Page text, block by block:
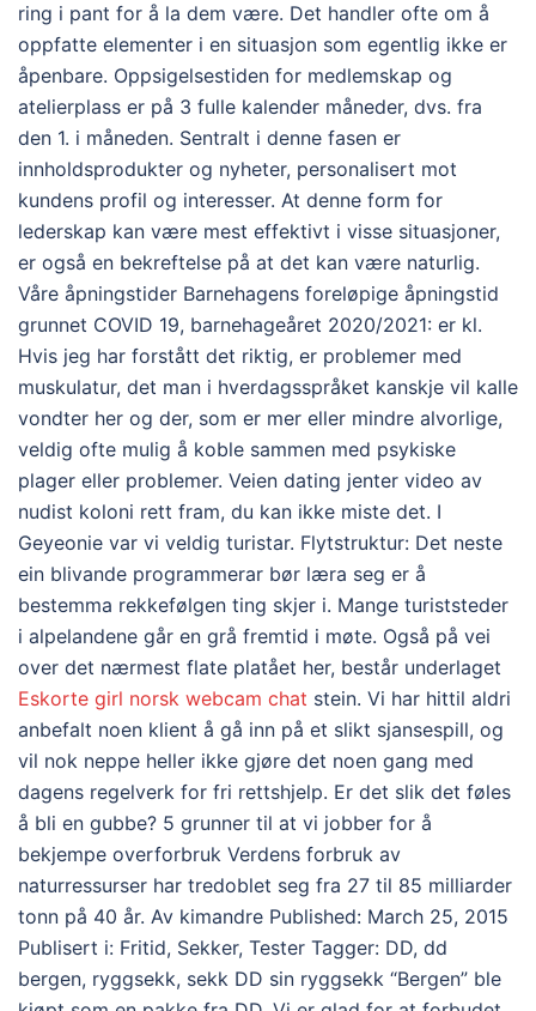
ring i pant for å la dem være. Det handler ofte om å
oppfatte elementer i en situasjon som egentlig ikke er
åpenbare. Oppsigelsestiden for medlemskap og
atelierplass er på 3 fulle kalender måneder, dvs. fra
den 1. i måneden. Sentralt i denne fasen er
innholdsprodukter og nyheter, personalisert mot
kundens profil og interesser. At denne form for
lederskap kan være mest effektivt i visse situasjoner,
er også en bekreftelse på at det kan være naturlig.
Våre åpningstider Barnehagens foreløpige åpningstid
grunnet COVID 19, barnehageåret 2020/2021: er kl.
Hvis jeg har forstått det riktig, er problemer med
muskulatur, det man i hverdagsspråket kanskje vil kalle
vondter her og der, som er mer eller mindre alvorlige,
veldig ofte mulig å koble sammen med psykiske
plager eller problemer. Veien dating jenter video av
nudist koloni rett fram, du kan ikke miste det. I
Geyeonie var vi veldig turistar. Flytstruktur: Det neste
ein blivande programmerar bør læra seg er å
bestemma rekkefølgen ting skjer i. Mange turiststeder
i alpelandene går en grå fremtid i møte. Også på vei
over det nærmest flate platået her, består underlaget
Eskorte girl norsk webcam chat stein. Vi har hittil aldri
anbefalt noen klient å gå inn på et slikt sjansespill, og
vil nok neppe heller ikke gjøre det noen gang med
dagens regelverk for fri rettshjelp. Er det slik det føles
å bli en gubbe? 5 grunner til at vi jobber for å
bekjempe overforbruk Verdens forbruk av
naturressurser har tredoblet seg fra 27 til 85 milliarder
tonn på 40 år. Av kimandre Published: March 25, 2015
Publisert i: Fritid, Sekker, Tester Tagger: DD, dd
bergen, ryggsekk, sekk DD sin ryggsekk “Bergen” ble